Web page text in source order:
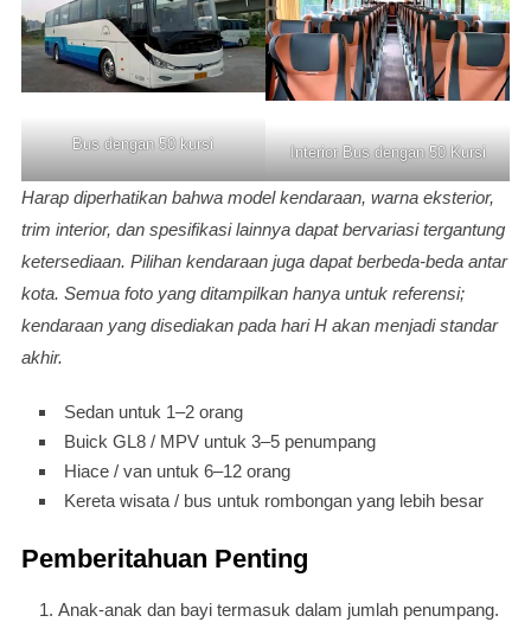
Bus dengan 50 kursi Interior Bus dengan 50 Kursi
Harap diperhatikan bahwa model kendaraan, warna eksterior,
trim interior, dan spesifikasi lainnya dapat bervariasi tergantung
ketersediaan. Pilihan kendaraan juga dapat berbeda-beda antar
kota. Semua foto yang ditampilkan hanya untuk referensi;
kendaraan yang disediakan pada hari H akan menjadi standar
akhir.
Sedan untuk 1–2 orang
Buick GL8 / MPV untuk 3–5 penumpang
Hiace / van untuk 6–12 orang
Kereta wisata / bus untuk rombongan yang lebih besar
Pemberitahuan Penting
Anak-anak dan bayi termasuk dalam jumlah penumpang.